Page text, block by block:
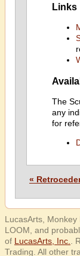
Links
The
any
for
«
LucasArts, Monkey
LOOM, and
of LucasArts, Inc.
.
Trading. All other